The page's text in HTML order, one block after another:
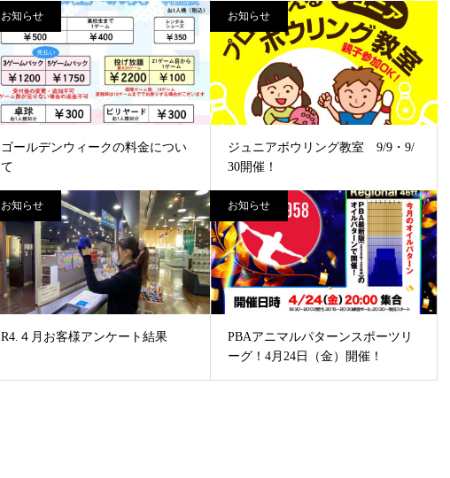
お知らせ
ゴールデンウィークの料金につい
て
お知らせ
ジュニアボウリング教室 9/9・9/
30開催！
お知らせ
R4.４月お客様アンケート結果
お知らせ
PBAアニマルパターンスポーツリ
ーグ！4月24日（金）開催！